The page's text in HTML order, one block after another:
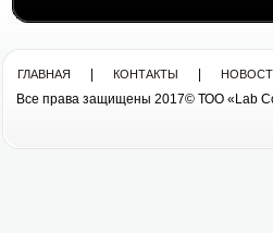
ГЛАВНАЯ КОНТАКТЫ
Все права защищены 2017© ТОО «Lab